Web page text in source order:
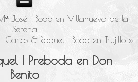
José | Boda en Villanueva de la
Serena
Carlos & Raquel | Boda en Trujillo»
| Preboda en Don
Benito